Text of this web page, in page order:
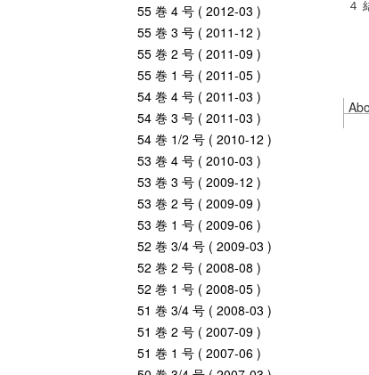
55 巻 4 号 ( 2012-03 )
55 巻 3 号 ( 2011-12 )
55 巻 2 号 ( 2011-09 )
55 巻 1 号 ( 2011-05 )
54 巻 4 号 ( 2011-03 )
54 巻 3 号 ( 2011-03 )
54 巻 1/2 号 ( 2010-12 )
53 巻 4 号 ( 2010-03 )
53 巻 3 号 ( 2009-12 )
53 巻 2 号 ( 2009-09 )
53 巻 1 号 ( 2009-06 )
52 巻 3/4 号 ( 2009-03 )
52 巻 2 号 ( 2008-08 )
52 巻 1 号 ( 2008-05 )
51 巻 3/4 号 ( 2008-03 )
51 巻 2 号 ( 2007-09 )
51 巻 1 号 ( 2007-06 )
４